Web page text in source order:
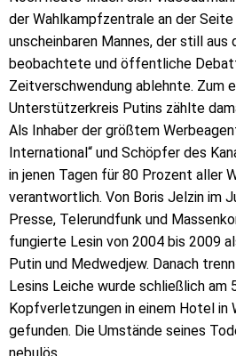
der Wahlkampfzentrale an der
unscheinbaren Mannes, der still aus
beobachtete und öffentliche
Zeitverschwendung ablehnte. Zum
Unterstützerkreis Putins zählte
Als Inhaber der größtem
International“ und Schöpfer des
in jenen Tagen für 80 Prozent aller
verantwortlich. Von Boris Jelzin im
Presse, Telerundfunk und
fungierte Lesin von 2004 bis 2009
Putin und Medwedjew. Danach
Lesins Leiche wurde schließlich am
Kopfverletzungen in einem Hotel in
gefunden. Die Umstände seines